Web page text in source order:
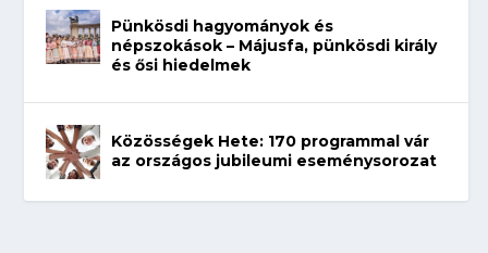
Pünkösdi hagyományok és
népszokások – Májusfa, pünkösdi király
és ősi hiedelmek
Közösségek Hete: 170 programmal vár
az országos jubileumi eseménysorozat